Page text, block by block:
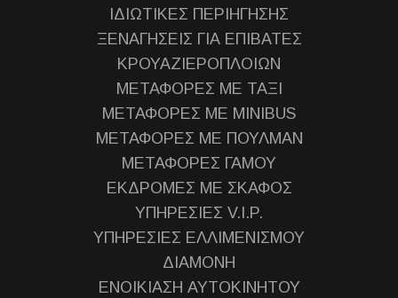
ΙΔΙΩΤΙΚΕΣ ΠΕΡΙΗΓΗΣΗΣ
ΞΕΝΑΓΗΣΕΙΣ ΓΙΑ ΕΠΙΒΑΤΕΣ
ΚΡΟΥΑΖΙΕΡΟΠΛΟΙΩΝ
ΜΕΤΑΦΟΡΕΣ ΜΕ ΤΑΞΙ
ΜΕΤΑΦΟΡΕΣ ΜΕ MINIBUS
ΜΕΤΑΦΟΡΕΣ ΜΕ ΠΟΥΛΜΑΝ
ΜΕΤΑΦΟΡΕΣ ΓΑΜΟΥ
ΕΚΔΡΟΜΕΣ ΜΕ ΣΚΑΦΟΣ
ΥΠΗΡΕΣΙΕΣ V.I.P.
ΥΠΗΡΕΣΙΕΣ ΕΛΛΙΜΕΝΙΣΜΟΥ
ΔΙΑΜΟΝΗ
ΕΝΟΙΚΙΑΣΗ ΑΥΤΟΚΙΝΗΤΟΥ